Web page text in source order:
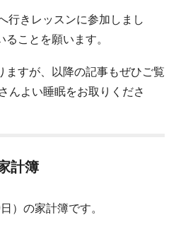
行きレッスンに参加しまし
ことを願います。
ますが、以降の記事もぜひご覧
んよい睡眠をお取りくださ
計簿
）の家計簿です。